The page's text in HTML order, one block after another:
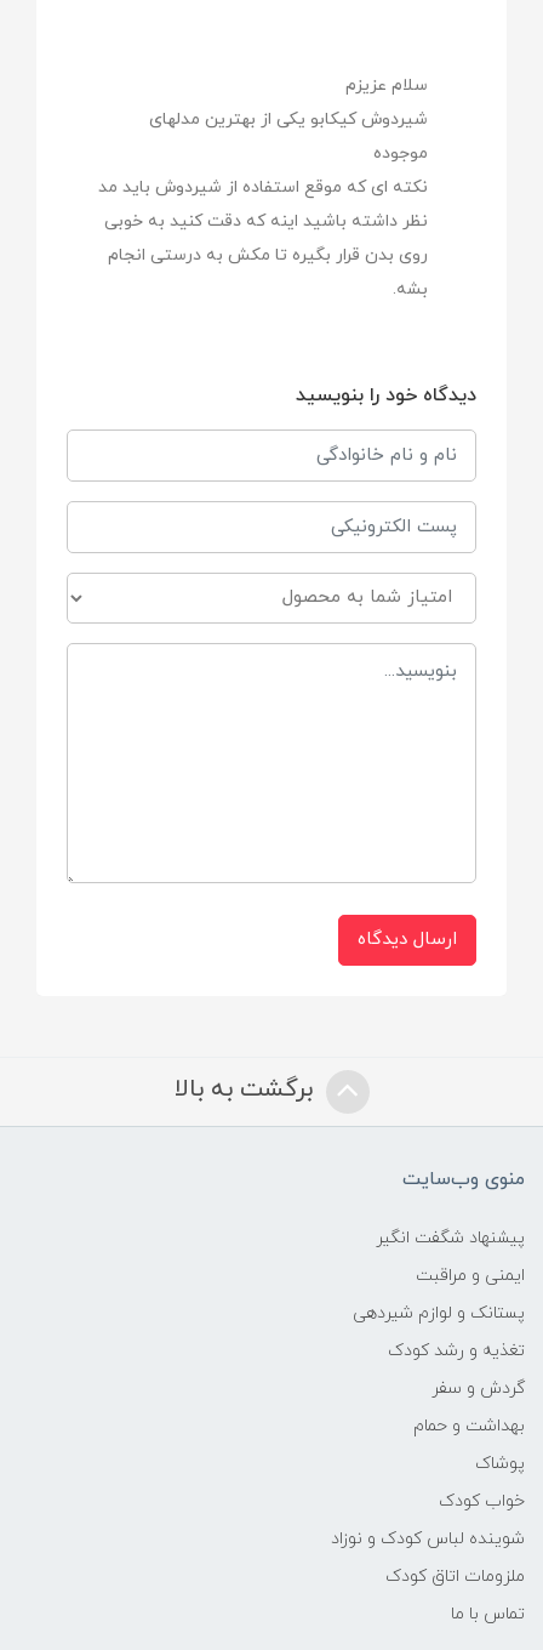
سلام عزیزم
شیردوش کیکابو یکی از بهترین مدلهای
موجوده
نکته ای که موقع استفاده از شیردوش باید مد
نظر داشته باشید اینه که دقت کنید به خوبی
روی بدن قرار بگیره تا مکش به درستی انجام
بشه.
دیدگاه خود را بنویسید
ارسال دیدگاه
برگشت به بالا
منوی وب‌سایت
پیشنهاد شگفت انگیر
ایمنی و مراقبت
پستانک و لوازم شیردهی
تغذیه و رشد کودک
گردش و سفر
بهداشت و حمام
پوشاک
خواب کودک
شوینده لباس کودک و نوزاد
ملزومات اتاق کودک
تماس با ما